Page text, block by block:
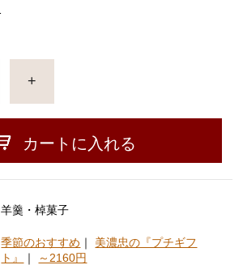
+
カートに入れる
羊羹・棹菓子
季節のおすすめ ｜ 美濃忠の『プチギフ
ト』
｜ ～2160円